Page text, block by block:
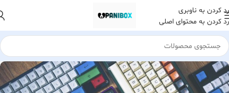
رد کردن به ناوبری
رد کردن به محتوای اصلی